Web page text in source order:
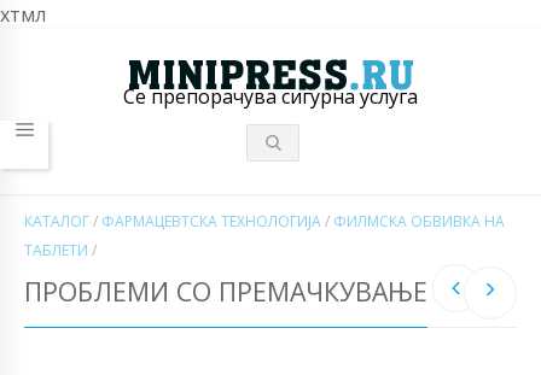
хтмл
Се препорачува сигурна услуга
КАТАЛОГ/ ФАРМАЦЕВТСКА ТЕХНОЛОГИЈА/ ФИЛМСКА ОБВИВКА НА
ТАБЛЕТИ /
ПРОБЛЕМИ СО ПРЕМАЧКУВАЊЕ